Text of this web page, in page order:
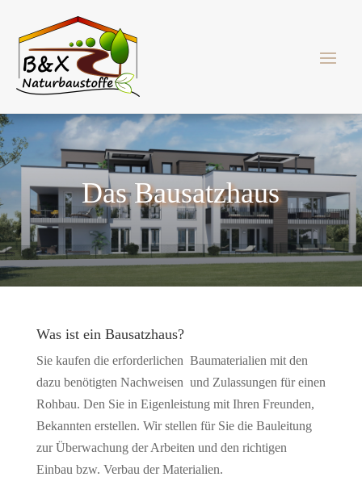
Das Bausatzhaus
Was ist ein Bausatzhaus?
Sie kaufen die erforderlichen Baumaterialien mit den
dazu benötigten Nachweisen und Zulassungen für einen
Rohbau. Den Sie in Eigenleistung mit Ihren Freunden,
Bekannten erstellen. Wir stellen für Sie die Bauleitung
zur Überwachung der Arbeiten und den richtigen
Einbau bzw. Verbau der Materialien.